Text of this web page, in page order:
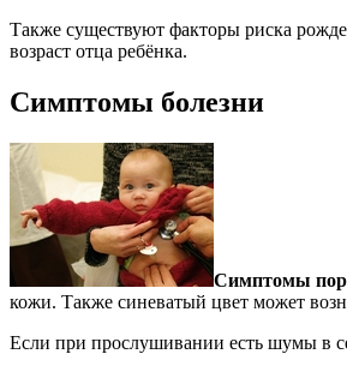
Также существуют факторы риска
возраст отца ребёнка.
Симптомы болезни
Симптомы
кожи. Также синеватый цвет может
Если при прослушивании есть шумы в